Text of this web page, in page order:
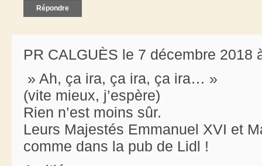
Répondre
PR CALGUÈS le 7 décembre 2018
» Ah, ça ira, ça ira, ça ira… »
(vite mieux, j’espère)
Rien n’est moins sûr.
Leurs Majestés Emmanuel XVI et
comme dans la pub de Lidl !